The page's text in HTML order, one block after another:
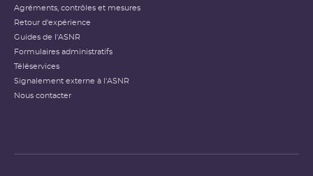
Agréments, contrôles et mesures
Retour d'expérience
Guides de l'ASNR
Formulaires administratifs
Téléservices
Signalement externe à l'ASNR
Nous contacter